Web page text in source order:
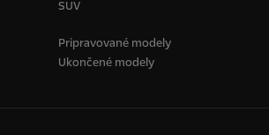
SUV
Pripravované modely
Ukončené modely